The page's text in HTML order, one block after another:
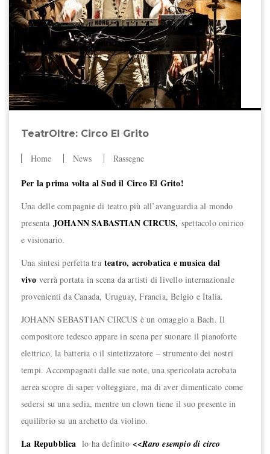
TeatrOltre: Circo El Grito
Home News Rassegne
Per la prima volta al Sud il Circo El Grito!
Una delle compagnie di teatro più all’avanguardia al mondo
presenta JOHANN SABASTIAN CIRCUS, spettacolo onirico
e visionario.
Una sintesi perfetta tra teatro, acrobatica e musica dal
vivo verrà portata in scena da artisti di livello internazionale
provenienti da Canada, Uruguay, Francia, Belgio e Italia.
JOHANN SEBASTIAN CIRCUS è un omaggio a Bach. Il
compositore tedesco appare in scena per suonare il pianoforte
elettrico, la batteria o il sintetizzatore – strumento dei nostri
tempi. Accompagnati dalle sue note, una spericolata acrobata
aerea scopre di saper volteggiare, ma di aver dimenticato come
sedersi su una sedia, mentre un clown tiene il suo presente in
equilibrio su un archetto da violino.
La Repubblica lo ha definito<<Raro esempio di circo